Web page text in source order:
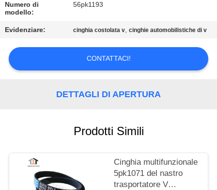
NOTIZIE
CASI
POLICY
Numero di
modello:
56pk1193
Evidenziare: cinghia costolata v,cinghie automobilistiche di v
CONTATTACI!
DETTAGLI DI APERTURA
Prodotti Simili
Cinghia multifunzionale
5pk1071 del nastro
trasportatore V